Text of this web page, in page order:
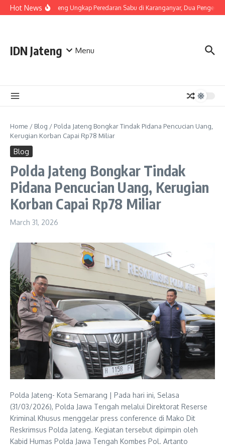
Skip to content
Hot NewsPolda Jateng Ungkap Peredaran Sabu di Karanganyar, Dua Pengedar
IDN Jateng Menu
Home / Blog / Polda Jateng Bongkar Tindak Pidana Pencucian Uang,
Kerugian Korban Capai Rp78 Miliar
Blog
Polda Jateng Bongkar Tindak
Pidana Pencucian Uang, Kerugian
Korban Capai Rp78 Miliar
March 31, 2026
Polda Jateng- Kota Semarang | Pada hari ini, Selasa
(31/03/2026), Polda Jawa Tengah melalui Direktorat Reserse
Kriminal Khusus menggelar press conference di Mako Dit
Reskrimsus Polda Jateng. Kegiatan tersebut dipimpin oleh
Kabid Humas Polda Jawa Tengah Kombes Pol. Artanto